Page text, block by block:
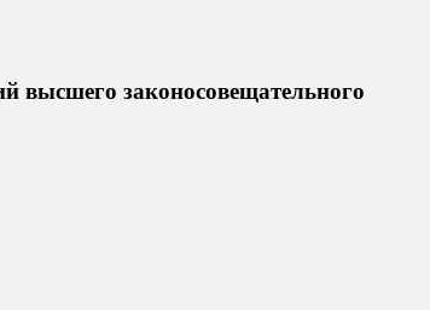
высшего законосовещательного